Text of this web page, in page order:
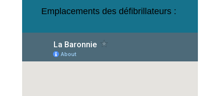
Emplacements des défibrillateurs :